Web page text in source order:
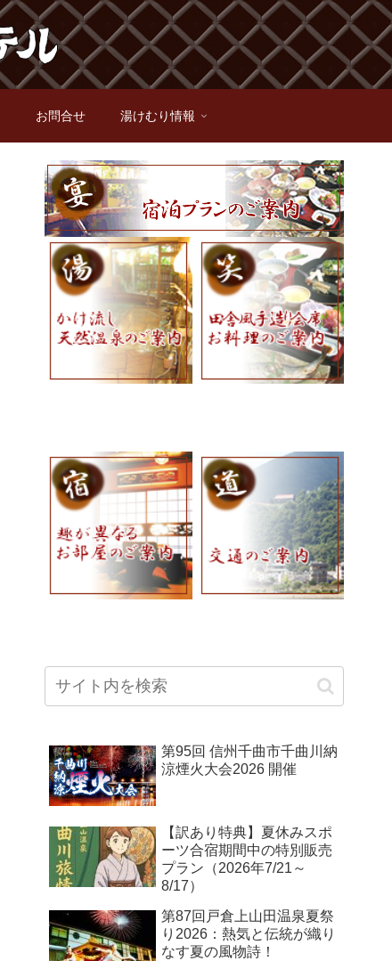
お問合せ 湯けむり情報
第95回 信州千曲市千曲川納
涼煙火大会2026 開催
【訳あり特典】夏休みスポ
ーツ合宿期間中の特別販売
プラン（2026年7/21～
8/17）
第87回戸倉上山田温泉夏祭
り2026：熱気と伝統が織り
なす夏の風物詩！